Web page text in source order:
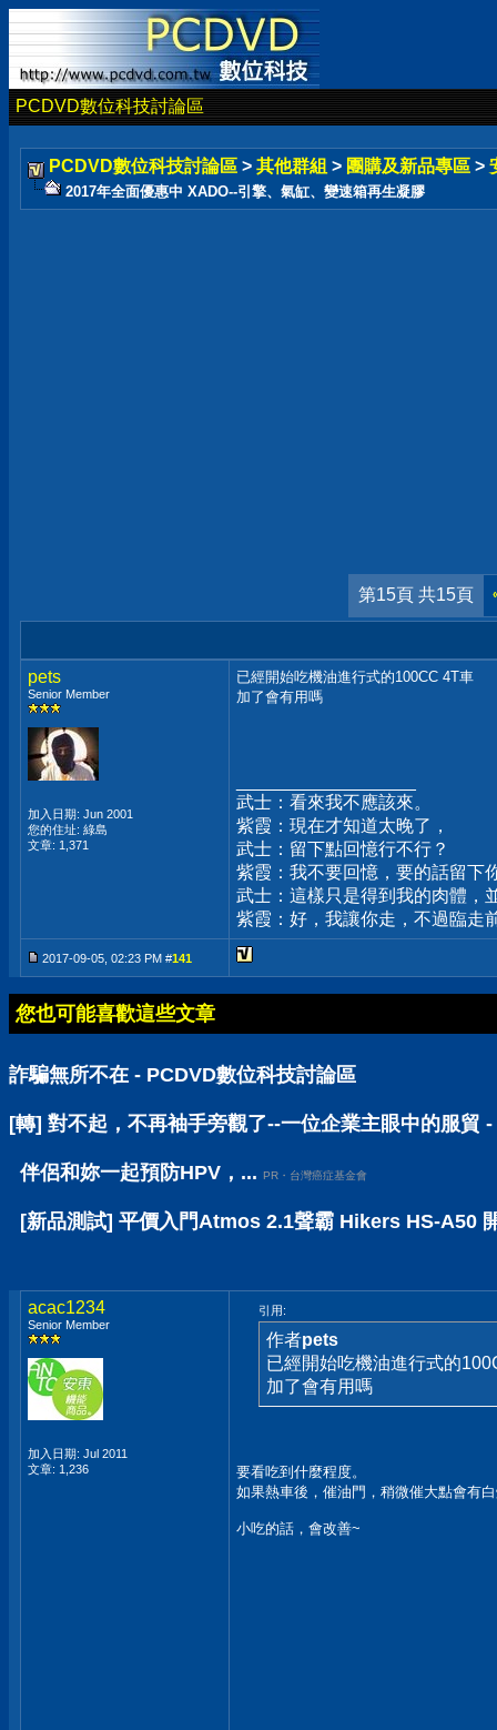
PCDVD數位科技討論區
PCDVD數位科技討論區 > 其他群組 > 團購及新品專區 >
2017年全面優惠中 XADO--引擎、氣缸、變速箱再生凝膠
第15頁 共15頁
pets
Senior Member
加入日期: Jun 2001
您的住址: 綠島
文章: 1,371
已經開始吃機油進行式的100CC 4T車
加了會有用嗎
武士：看來我不應該來。
紫霞：現在才知道太晚了，
武士：留下點回憶行不行？
紫霞：我不要回憶，要的話留下
武士：這樣只是得到我的肉體，
紫霞：好，我讓你走，不過臨走
2017-09-05, 02:23 PM #141
您也可能喜歡這些文章
詐騙無所不在 - PCDVD數位科技討論區
[轉] 對不起，不再袖手旁觀了--一位企業主眼中的服貿
伴侶和妳一起預防HPV，... PR・台灣癌症基金會
[新品測試] 平價入門Atmos 2.1聲霸 Hikers HS-A50
acac1234
Senior Member
加入日期: Jul 2011
文章: 1,236
引用:
作者pets
已經開始吃機油進行式的
加了會有用嗎
要看吃到什麼程度。
如果熱車後，催油門，稍微催大點會有
小吃的話，會改善~